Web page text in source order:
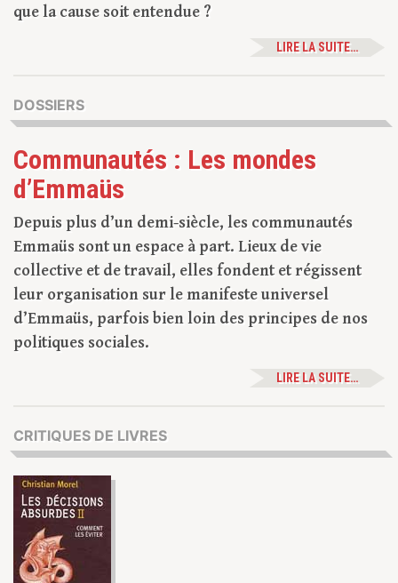
que la cause soit entendue ?
LIRE LA SUITE…
DOSSIERS
Communautés : Les mondes
d’Emmaüs
Depuis plus d’un demi-siècle, les communautés
Emmaüs sont un espace à part. Lieux de vie
collective et de travail, elles fondent et régissent
leur organisation sur le manifeste universel
d’Emmaüs, parfois bien loin des principes de nos
politiques sociales.
LIRE LA SUITE…
CRITIQUES DE LIVRES